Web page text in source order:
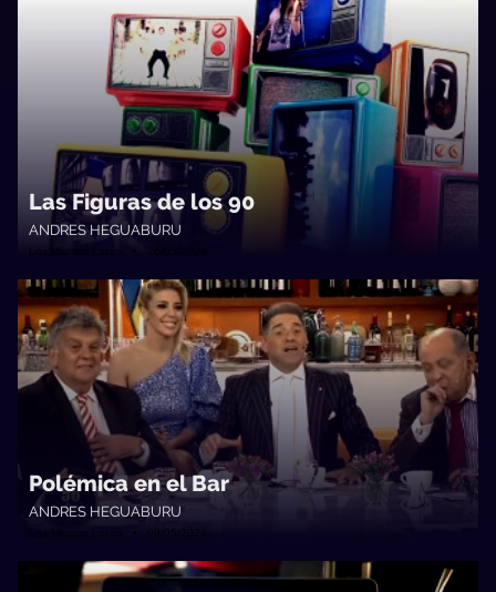
Las Figuras de los 90
ANDRES HEGUABURU
Los Mismos Locos • 26/05/2024
Polémica en el Bar
ANDRES HEGUABURU
Los Mismos Locos • 09/05/2024